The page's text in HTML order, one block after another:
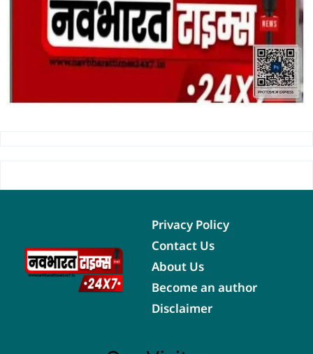
Privacy Policy
Contact Us
About Us
Become an author
Disclaimer